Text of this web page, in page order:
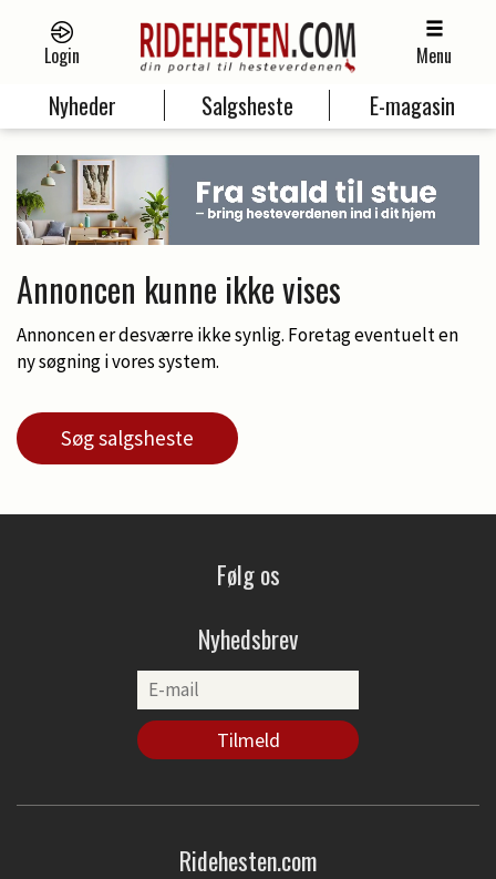
Login Menu
Nyheder Salgsheste E-magasin
Annoncen kunne ikke vises
Annoncen er desværre ikke synlig. Foretag eventuelt en
ny søgning i vores system.
Søg salgsheste
Følg os
Nyhedsbrev
Ridehesten.com